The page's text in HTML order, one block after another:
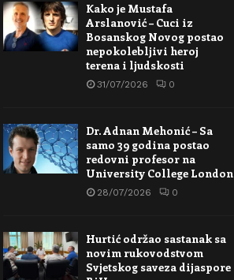
Kako je Mustafa
Arslanović – Cuci iz
Bosanskog Novog postao
nepokolebljivi heroj
terena i ljudskosti
31/07/2026 0
Dr. Adnan Mehonić – Sa
samo 39 godina postao
redovni profesor na
University College London
28/07/2026 0
Hurtić održao sastanak sa
novim rukovodstvom
Svjetskog saveza dijaspore